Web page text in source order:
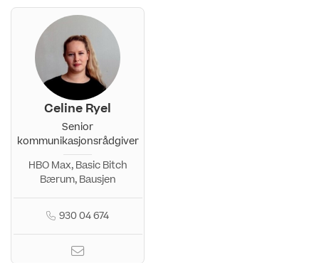
Celine Ryel
Senior
kommunikasjonsrådgiver
HBO Max, Basic Bitch
Bærum, Bausjen
930 04 674